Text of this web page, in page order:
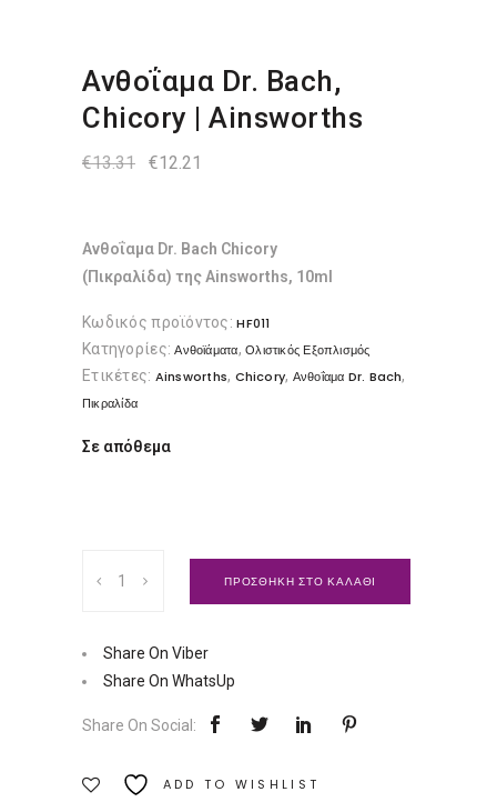
Ανθοΐαμα Dr. Bach,
Chicory | Ainsworths
€13.31
Original
€12.21
Ανθοΐαμα Dr. Bach Chicory
(Πικραλίδα) της Ainsworths, 10ml
Κωδικός προϊόντος:HF011
Κατηγορίες:Ανθοϊάματα,Ολιστικός Εξοπλισμός
Ετικέτες: Ainsworths, Chicory, Ανθοΐαμα Dr. Bach,
Πικραλίδα
Σε απόθεμα
Dr.
Chicory
Ποσότητα
ΠΡΟΣΘΗΚΗ ΣΤΟ ΚΑΛΑΘΙ
Share On Viber
Share On WhatsUp
Share On Social:
ADD TO WISHLIST